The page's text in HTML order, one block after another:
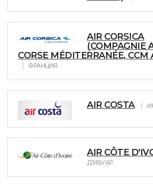
AIR CORSICA
(COMPAGNIE
CORSE MÉDITERRANÉE, CCM
ФРАНЦИЯ
AIR COSTA
AIR CÔTE
Д’ИВУАР